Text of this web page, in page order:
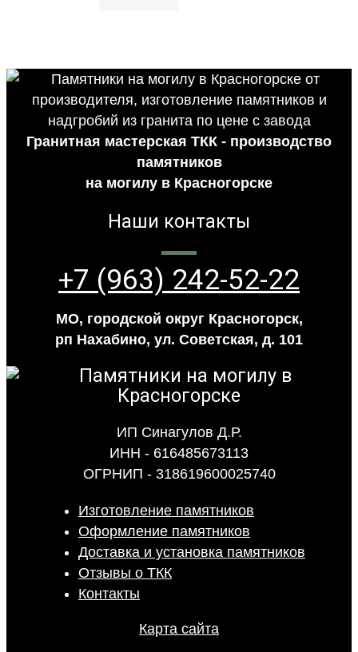
Гранитная мастерская ТКК - производство
памятников
на могилу в Красногорске
Наши контакты
+7 (963) 242-52-22
МО, городской округ Красногорск,
рп Нахабино, ул. Советская, д. 101
ИП Синагулов Д.Р.
ИНН - 616485673113
ОГРНИП - 318619600025740
Изготовление памятников
Оформление памятников
Доставка и установка памятников
Отзывы о ТКК
Контакты
Карта сайта